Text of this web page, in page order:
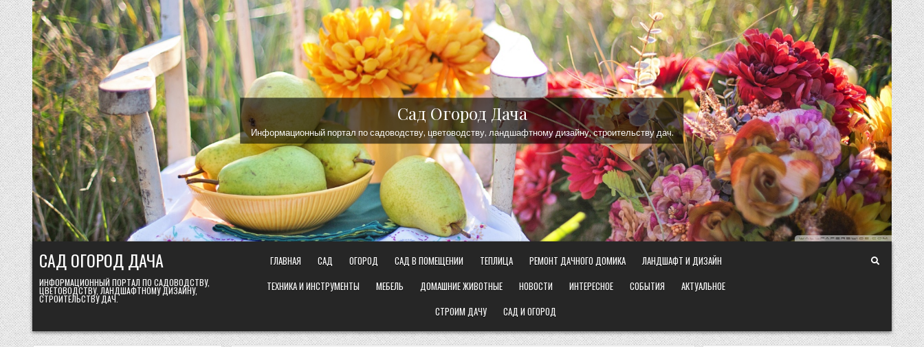
Skip
to
content
Сад Огород Дача
Информационный портал по садоводству, цветоводству, ландшафтному дизайну, строительству дач.
САД ОГОРОД ДАЧА
ИНФОРМАЦИОННЫЙ ПОРТАЛ ПО САДОВОДСТВУ,
ЦВЕТОВОДСТВУ, ЛАНДШАФТНОМУ ДИЗАЙНУ,
СТРОИТЕЛЬСТВУ ДАЧ.
ГЛАВНАЯ САД ОГОРОД САД В ПОМЕЩЕНИИ ТЕПЛИЦА РЕМОНТ ДАЧНОГО ДОМИКА
ЛАНДШАФТ И ДИЗАЙН
ТЕХНИКА И ИНСТРУМЕНТЫ
МЕБЕЛЬ ДОМАШНИЕ ЖИВОТНЫЕ НОВОСТИ ИНТЕРЕСНОЕ СОБЫТИЯ
АКТУАЛЬНОЕ
СТРОИМ ДАЧУ
САД И ОГОРОД